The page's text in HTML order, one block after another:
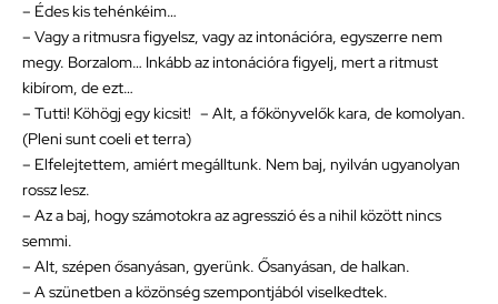
– Édes kis tehénkéim…
– Vagy a ritmusra figyelsz, vagy az intonációra, egyszerre nem
megy. Borzalom… Inkább az intonációra figyelj, mert a ritmust
kibírom, de ezt…
– Tutti! Köhögj egy kicsit! – Alt, a főkönyvelők kara, de komolyan.
(Pleni sunt coeli et terra)
– Elfelejtettem, amiért megálltunk. Nem baj, nyilván ugyanolyan
rossz lesz.
– Az a baj, hogy számotokra az agresszió és a nihil között nincs
semmi.
– Alt, szépen ősanyásan, gyerünk. Ősanyásan, de halkan.
– A szünetben a közönség szempontjából viselkedtek.